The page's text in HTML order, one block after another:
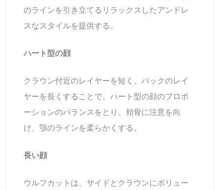
のラインを引き立てるリラックスしたアンドレ
スなスタイルを提供する。
ハート型の顔
クラウン付近のレイヤーを短く、バックのレイ
ヤーを長くすることで、ハート型の顔のプロポ
ーションのバランスをとり、頬骨に注意を向
け、顎のラインを柔らかくする。
長い顔
ウルフカットは、サイドとクラウンにボリュー